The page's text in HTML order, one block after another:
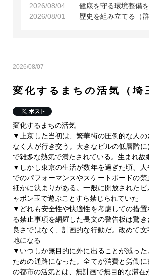
2026/08/04
健康を守る環境整備
2026/08/01
歴史を組み立てる（群
2026/08/07
変化するまちの活気（埼
変化するまちの活気
▼上京した当初は、繁華街の圧倒的な人
なく人が行き交う。大きなビルの低層階
で雑多な熱気で満たされている。生まれ
▼しかし東京の生活が数年を過ぎた頃、
でのパフォーマンスやスケートボードの
細かに決まりがある。一般に開放された
ャボン玉で遊ぶことすら禁じられていた
▼どれも安全性や快適性を考慮しての措
る禁止事項を網羅した長文の警告板は驚
良さではなく、計画的な行動だ。改めて
地になる
▼いつしか無目的に外に出ることが減っ
ための通路になった。全てが消費と労働
の都市の活気とは、無計画で無目的な滞